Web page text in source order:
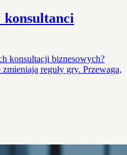
konsultacji biznesowych?
reguły gry. Przewaga,